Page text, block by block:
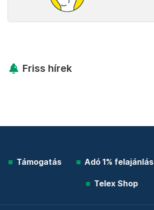
Friss hírek
Támogatás Adó 1% felajánlás
Telex Shop